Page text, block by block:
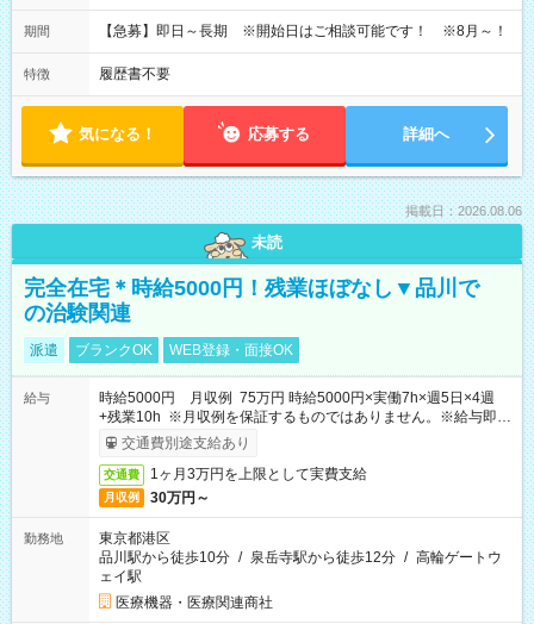
期間 【急募】即日～長期 ※開始日はご相談可能です！ ※8月～！
特徴 履歴書不要
気になる！ 応募する 詳細へ
掲載日：2026.08.06
未読
完全在宅＊時給5000円！残業ほぼなし▼品川で
の治験関連
派遣 ブランクOK WEB登録・面接OK
給与
時給5000円 月収例 75万円 時給5000円×実働7h×週5日×4週
+残業10h ※月収例を保証するものではありません。※給与即受
取りサービス利用可（利用条件有）
交通費別途支給あり
交通費 1ヶ月3万円を上限として実費支給
月収例 30万円～
勤務地
東京都港区
品川駅から徒歩10分 / 泉岳寺駅から徒歩12分 / 高輪ゲートウ
ェイ駅
医療機器・医療関連商社